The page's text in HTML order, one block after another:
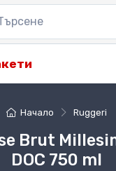
Начало Ruggeri
Brut
DOC 750 ml